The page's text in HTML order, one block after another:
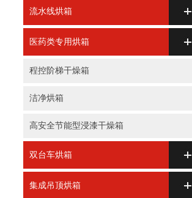
流水线烘箱
医药类专用烘箱
程控阶梯干燥箱
洁净烘箱
高安全节能型浸漆干燥箱
双台车烘箱
集成吊顶烘箱